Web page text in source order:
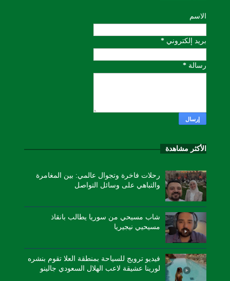
الاسم
بريد إلكتروني*
رسالة*
الأكثر مشاهدة
رحلات فاخرة وتجوال عالمي: بين المغامرة
والتباهي على وسائل التواصل
شاب مسيحي من سوريا يطالب بانقاذ
مسيحيي نيجيريا
فيديو ترويج للسياحة بمنطقة العلا تقوم بنشره
لورينا عشيقة لاعب الهلال السعودي جالينو